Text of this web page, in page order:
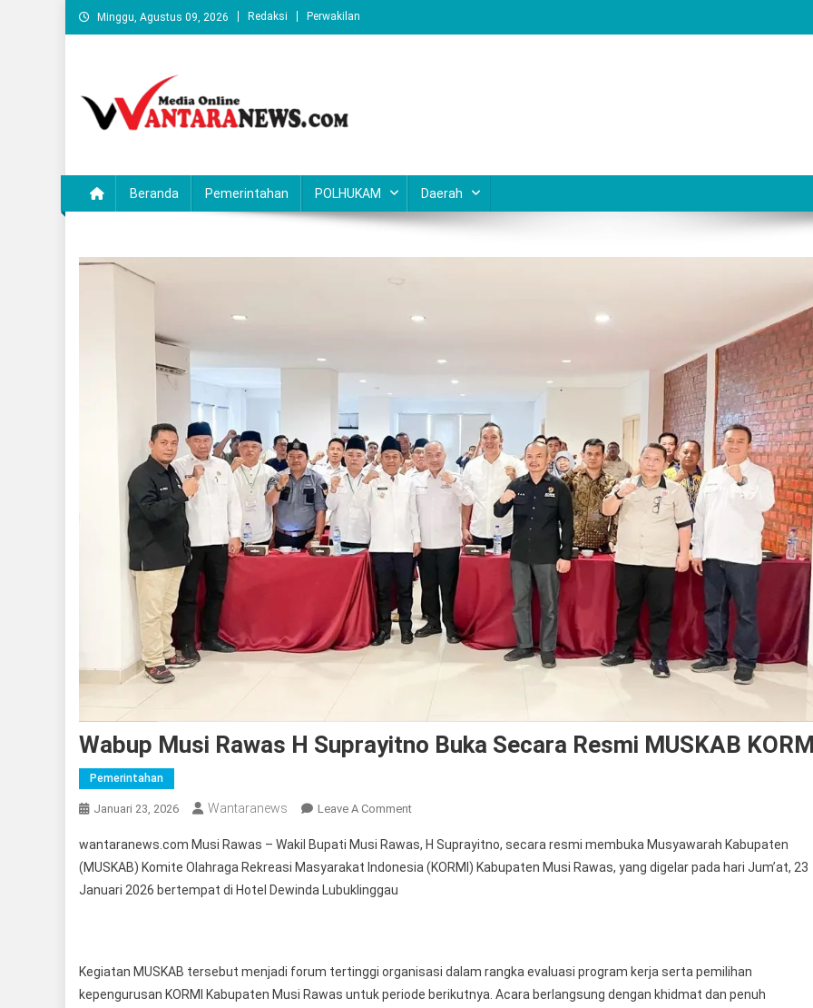
Skip
to
Minggu, Agustus 09, 2026 Redaksi Perwakilan
Beranda Pemerintahan POLHUKAM Daerah
Wabup Musi Rawas H Suprayitno Buka Secara Resmi MUSKAB
Pemerintahan
Januari 23, 2026 Wantaranews Leave A CommentOn
Musi
Rawas
Resmi
MUSKAB
wantaranews.com Musi Rawas – Wakil Bupati Musi Rawas, H Suprayitno, secara resmi membuka Musyawarah Kabupaten
(MUSKAB) Komite Olahraga Rekreasi Masyarakat Indonesia (KORMI) Kabupaten Musi Rawas, yang digelar pada hari Jum’at, 23
Januari 2026 bertempat di Hotel Dewinda Lubuklinggau
‎Kegiatan MUSKAB tersebut menjadi forum tertinggi organisasi dalam rangka evaluasi program kerja serta pemilihan
kepengurusan KORMI Kabupaten Musi Rawas untuk periode berikutnya. Acara berlangsung dengan khidmat dan penuh